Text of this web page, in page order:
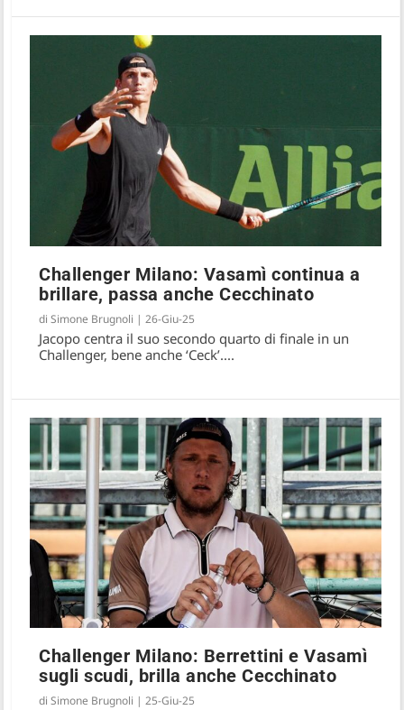
Challenger Milano: Vasamì continua a
brillare, passa anche Cecchinato
diSimone Brugnoli |26-Giu-25
Jacopo centra il suo secondo quarto di finale in un
Challenger, bene anche ‘Ceck’....
Challenger Milano: Berrettini e Vasamì
sugli scudi, brilla anche Cecchinato
diSimone Brugnoli |25-Giu-25